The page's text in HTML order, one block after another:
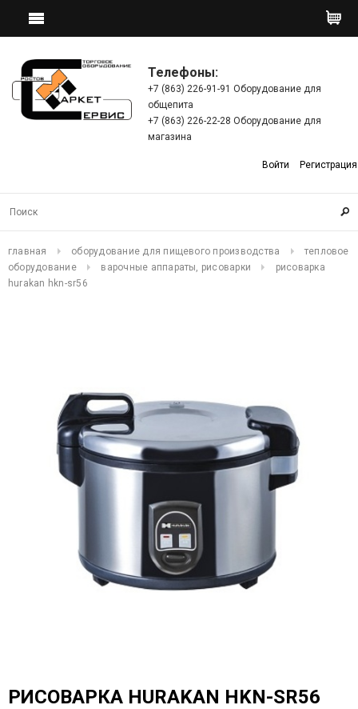
Телефоны:
+7 (863) 226-91-91 Оборудование для
общепита
+7 (863) 226-22-28 Оборудование для
магазина
Войти Регистрация
главная оборудование для пищевого производства
тепловое
оборудование
варочные аппараты, рисоварки
рисоварка
hurakan hkn-sr56
РИСОВАРКА HURAKAN HKN-SR56